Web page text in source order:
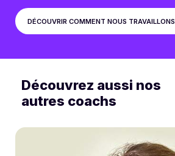
DÉCOUVRIR COMMENT NOUS TRAVAILLONS
Découvrez aussi nos
autres coachs